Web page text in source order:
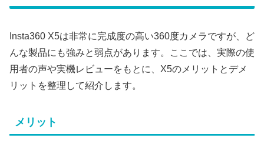
Insta360 X5は非常に完成度の高い360度カメラですが、ど
んな製品にも強みと弱点があります。ここでは、実際の使
用者の声や実機レビューをもとに、X5のメリットとデメ
リットを整理して紹介します。
メリット